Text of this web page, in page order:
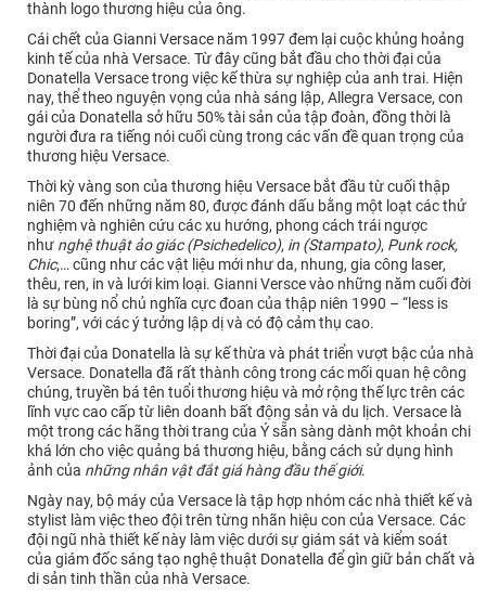
thành logo thương hiệu của ông.
Cái chết của Gianni Versace năm 1997 đem lại cuộc khủng hoảng
kinh tế của nhà Versace. Từ đây cũng bắt đầu cho thời đại của
Donatella Versace trong việc kế thừa sự nghiệp của anh trai. Hiện
nay, thể theo nguyện vọng của nhà sáng lập, Allegra Versace, con
gái của Donatella sở hữu 50% tài sản của tập đoàn, đồng thời là
người đưa ra tiếng nói cuối cùng trong các vấn đề quan trọng của
thương hiệu Versace.
Thời kỳ vàng son của thương hiệu Versace bắt đầu từ cuối thập
niên 70 đến những năm 80, được đánh dấu bằng một loạt các thử
nghiệm và nghiên cứu các xu hướng, phong cách trái ngược
như nghệ thuật ảo giác (Psichedelico), in (Stampato), Punk rock,
Chic,… cũng như các vật liệu mới như da, nhung, gia công laser,
thêu, ren, in và lưới kim loại. Gianni Versce vào những năm cuối đời
là sự bùng nổ chủ nghĩa cực đoan của thập niên 1990 – “less is
boring”, với các ý tưởng lập dị và có độ cảm thụ cao.
Thời đại của Donatella là sự kế thừa và phát triển vượt bậc của nhà
Versace. Donatella đã rất thành công trong các mối quan hệ công
chúng, truyền bá tên tuổi thương hiệu và mở rộng thế lực trên các
lĩnh vực cao cấp từ liên doanh bất động sản và du lịch. Versace là
một trong các hãng thời trang của Ý sẵn sàng dành một khoản chi
khá lớn cho việc quảng bá thương hiệu, bằng cách sử dụng hình
ảnh của những nhân vật đắt giá hàng đầu thế giới.
Ngày nay, bộ máy của Versace là tập hợp nhóm các nhà thiết kế và
stylist làm việc theo đội trên từng nhãn hiệu con của Versace. Các
đội ngũ nhà thiết kế này làm việc dưới sự giám sát và kiểm soát
của giám đốc sáng tạo nghệ thuật Donatella để gìn giữ bản chất và
di sản tinh thần của nhà Versace.